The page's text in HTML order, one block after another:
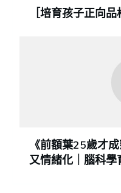
［培育孩子正向品
《前額葉25歲才
又情緒化｜腦科學